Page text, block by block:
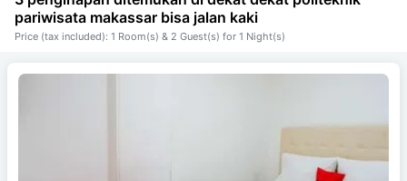
pariwisata makassar bisa jalan kaki
Price (tax included): 1 Room(s) & 2 Guest(s) for 1 Night(s)